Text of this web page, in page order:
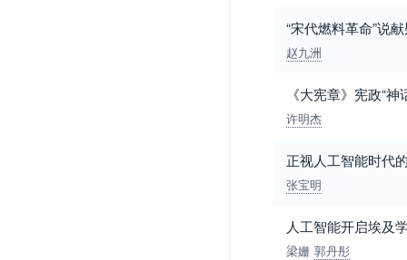
“宋代燃料革命”说
赵九洲
《大宪章》宪政“神
许明杰
正视人工智能时代
张宝明
人工智能开启埃及
梁姗 郭丹彤